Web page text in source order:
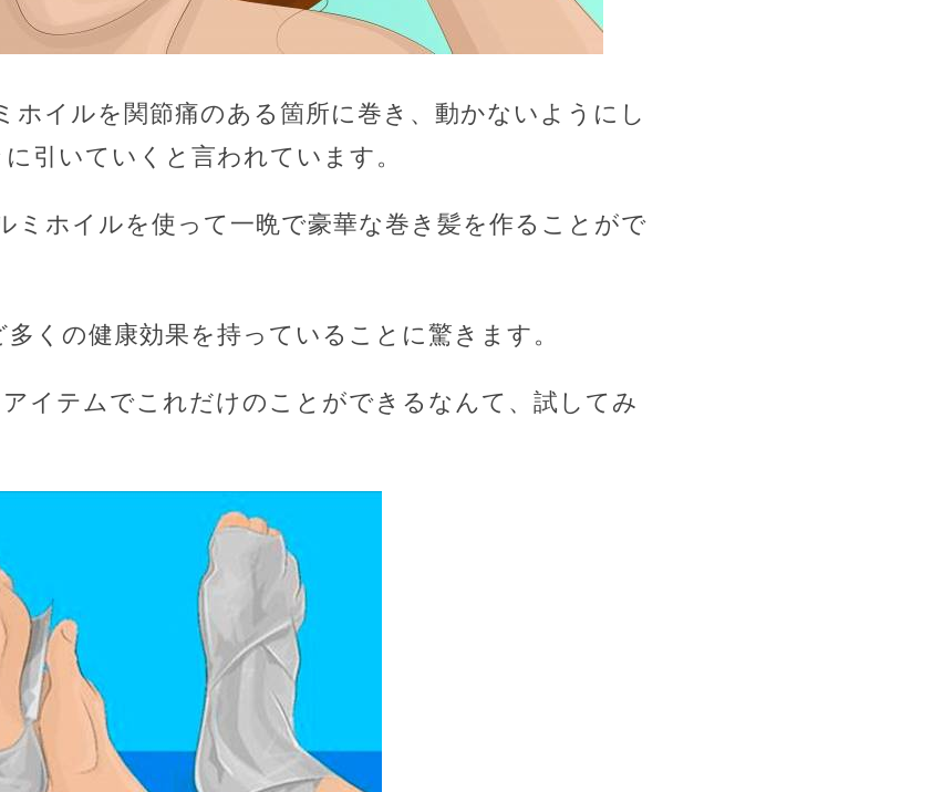
ホイルを関節痛のある箇所に巻き、動かないようにし
引いていくと言われています。
ミホイルを使って一晩で豪華な巻き髪を作ることがで
くの健康効果を持っていることに驚きます。
イテムでこれだけのことができるなんて、試してみ